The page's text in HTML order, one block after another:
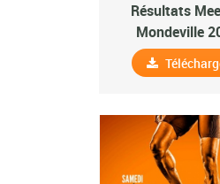
Résultats
Mondeville